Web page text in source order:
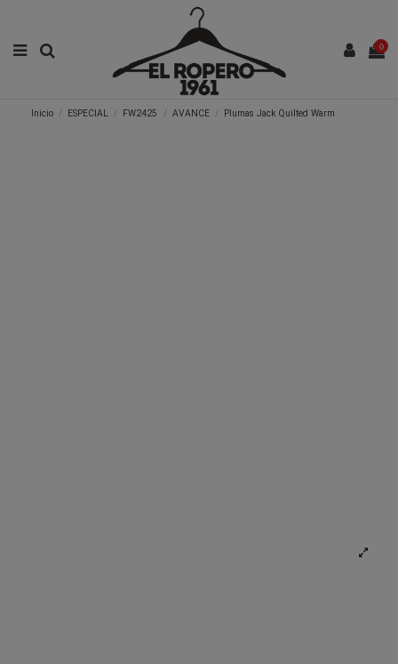
0
Inicio ESPECIAL FW2425 AVANCE Plumas Jack Quilted Warm